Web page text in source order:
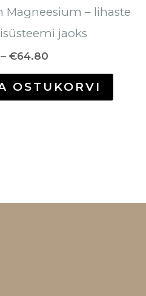
Magneesium – lihaste
jaoks
– €64.80
OSTUKORVI